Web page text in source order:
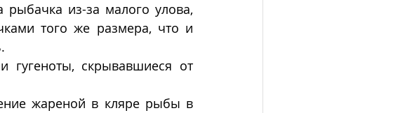
рыбачка из-за малого улова,
того же размера, что и
скрывавшиеся от
жареной в кляре рыбы в